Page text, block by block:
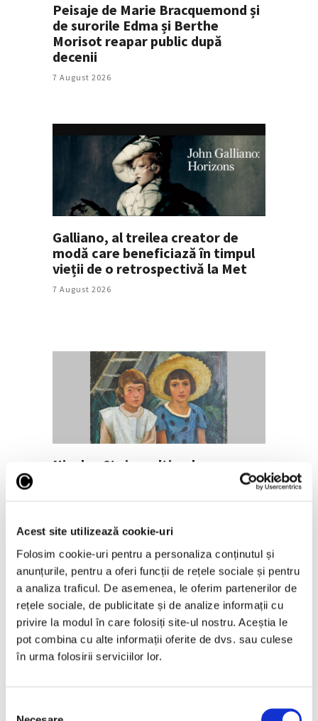
Acest site utilizează cookie-uri
Folosim cookie-uri pentru a personaliza conținutul și
anunțurile, pentru a oferi funcții de rețele sociale și pentru
a analiza traficul. De asemenea, le oferim partenerilor de
rețele sociale, de publicitate și de analize informații cu
privire la modul în care folosiți site-ul nostru. Aceștia le
pot combina cu alte informații oferite de dvs. sau culese
în urma folosirii serviciilor lor.
Peisaje de Marie Bracquemond și
de surorile Edma și Berthe
Morisot reapar public după
decenii
7 August 2026
Galliano, al treilea creator de
modă care beneficiază în timpul
vieții de o retrospectivă la Met
7 August 2026
Nicolae Stoica, ultimul mare
interbelic – Recuperare istorică